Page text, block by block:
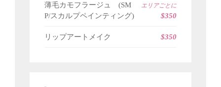
薄毛カモフラージュ (SM
P/スカルプペインティング)
エリアごとに
$350
リップアートメイク $350